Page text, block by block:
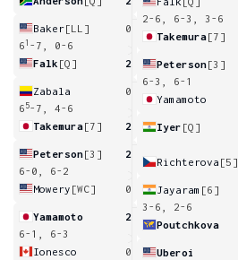
Baker[LL]
0
6 1 -7, 0-6
Falk [Q] 2
Zabala
0
6 5-7, 4-6
Takemura[7] 2
Peterson[3]
2
6-0, 6-2
Mowery [WC] 0
Yamamoto
2
6-1, 6-3
Ionesco
0
2-6, 6-3, 3-6
Takemura[7]
Peterson[3]
6-3, 6-1
Yamamoto
Iyer [Q]
Richterova [5]
Jayaram [6]
3-6, 2-6
Poutchkova
Uberoi